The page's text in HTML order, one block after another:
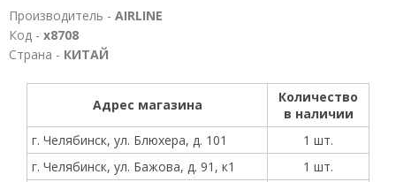
Производитель - AIRLINE
Код - х8708
Страна - КИТАЙ
Адрес магазина
Количество
в наличии
г. Челябинск, ул. Блюхера, д. 101
1 шт.
г. Челябинск, ул. Бажова, д. 91, к1
1 шт.